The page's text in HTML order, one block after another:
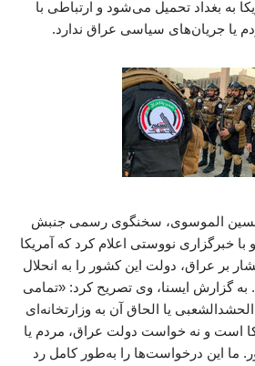
به بغداد تحمیل می‌شود و ارتباطی با
یا جریان‌های سیاسی عراق ندارد.
حسین الموسوی، سخنگوی رسمی جنبش
خبرگزاری نووستی اعلام کرد که آمریکا
بر عراق، دولت این کشور را به انحلال
به گزارش ایسنا، وی تصریح کرد: «تمامی
یا الحاق آن به وزارتخانه‌ای
است و نه خواست دولت عراق، مردم یا
ما این درخواست‌ها را به‌طور کامل رد